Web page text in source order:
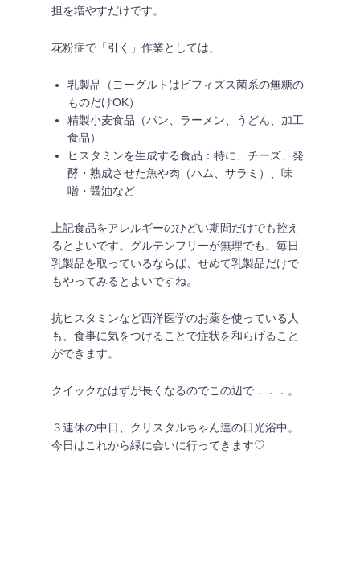
担を増やすだけです。
花粉症で「引く」作業としては、
乳製品（ヨーグルトはビフィズス菌系の無糖の
ものだけOK）
精製小麦食品（パン、ラーメン、うどん、加工
食品）
ヒスタミンを生成する食品：特に、チーズ、発
酵・熟成させた魚や肉（ハム、サラミ）、味
噌・醤油など
上記食品をアレルギーのひどい期間だけでも控え
るとよいです。グルテンフリーが無理でも、毎日
乳製品を取っているならば、せめて乳製品だけで
もやってみるとよいですね。
抗ヒスタミンなど西洋医学のお薬を使っている人
も、食事に気をつけることで症状を和らげること
ができます。
クイックなはずが長くなるのでこの辺で．．．。
３連休の中日、クリスタルちゃん達の日光浴中。
今日はこれから緑に会いに行ってきます♡